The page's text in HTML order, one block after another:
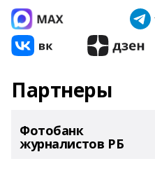
Партнеры
Фотобанк
журналистов РБ